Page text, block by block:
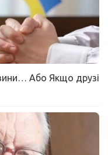
Або Якщо друзі